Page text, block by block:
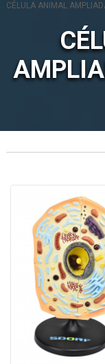
CÉLULA ANIMAL